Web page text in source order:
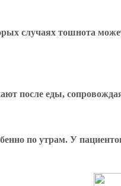
случаях тошнота
после еды,
по утрам. У